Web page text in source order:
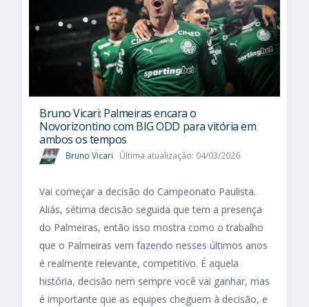
Bruno Vicari: Palmeiras encara o
Novorizontino com BIG ODD para vitória em
ambos os tempos
Bruno Vicari Última atualização: 04/03/2026
Vai começar a decisão do Campeonato Paulista.
Aliás, sétima decisão seguida que tem a presença
do Palmeiras, então isso mostra como o trabalho
que o Palmeiras vem fazendo nesses últimos anos
é realmente relevante, competitivo. É aquela
história, decisão nem sempre você vai ganhar, mas
é importante que as equipes cheguem à decisão, e